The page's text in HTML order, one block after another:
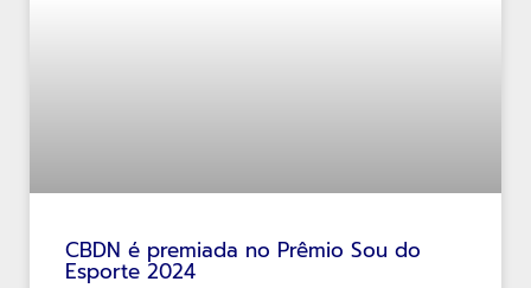
CBDN é premiada no Prêmio Sou do
Esporte 2024